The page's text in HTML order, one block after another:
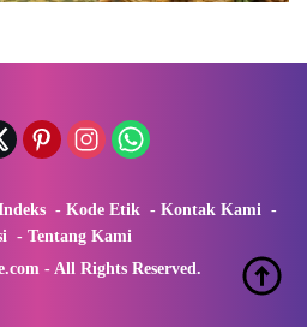
Kode Etik
Kontak Kami
Tentang Kami
- All Rights Reserved.